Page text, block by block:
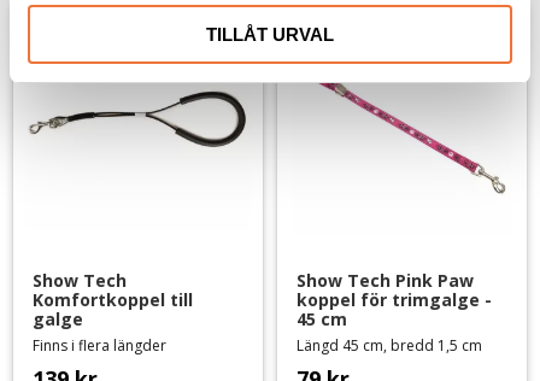
TILLÅT URVAL
Show Tech
Komfortkoppel till
galge
Finns i flera längder
Show Tech Pink Paw
koppel för trimgalge -
45 cm
Längd 45 cm, bredd 1,5 cm